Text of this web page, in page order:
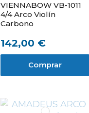
VIENNABOW VB-1011
4/4 Arco Violín
Carbono
142,00 €
Comprar